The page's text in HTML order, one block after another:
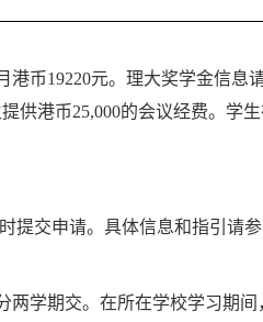
港币19220元。理大奖学金信息
供港币25,000的会议经费。学
提交申请。具体信息和指引请参
两学期交。在所在学校学习期